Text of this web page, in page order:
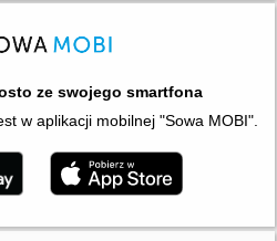
ze swojego smartfona
w aplikacji mobilnej "Sowa MOBI".